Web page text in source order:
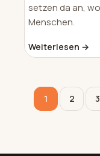
setzen da an,
Menschen.
Weiterlesen →
1 2 3